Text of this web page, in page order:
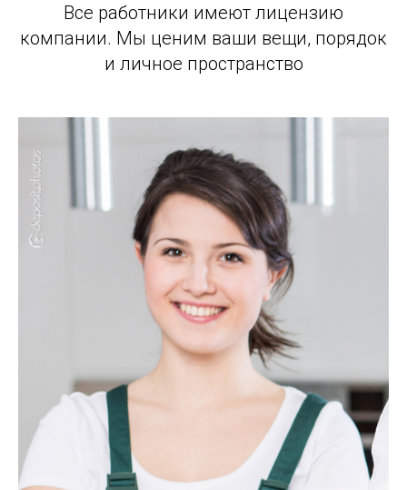
Все работники имеют лицензию
компании. Мы ценим ваши вещи, порядок
и личное пространство